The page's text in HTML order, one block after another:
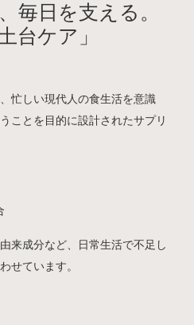
毎日を支える。
台ケア」
忙しい現代人の食生活を意識
ことを目的に設計されたサプリ
来成分など、日常生活で不足し
せています。